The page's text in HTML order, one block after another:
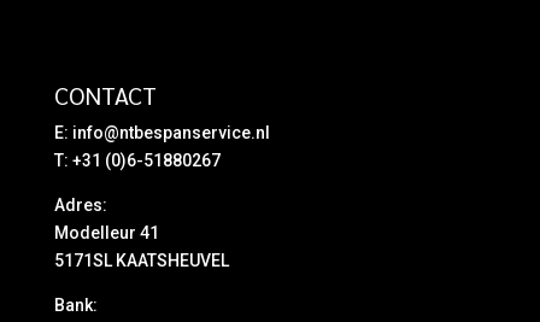
CONTACT
E: info@ntbespanservice.nl
T: +31 (0)6-51880267
Adres:
Modelleur 41
5171SL KAATSHEUVEL
Bank: